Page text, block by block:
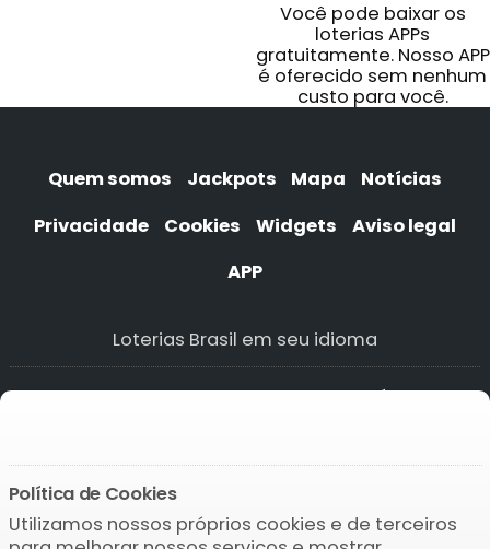
Você pode baixar os
loterias APPs
gratuitamente. Nosso APP
é oferecido sem nenhum
custo para você.
Quem somos Jackpots Mapa
Notícias
Privacidade
Cookies Widgets
Aviso legal
APP
Loterias Brasil em seu idioma
Lottery App APP de lotería
APP da loteria Lotto APP
Baixar o APP
Política de Cookies
Utilizamos nossos próprios cookies e de terceiros